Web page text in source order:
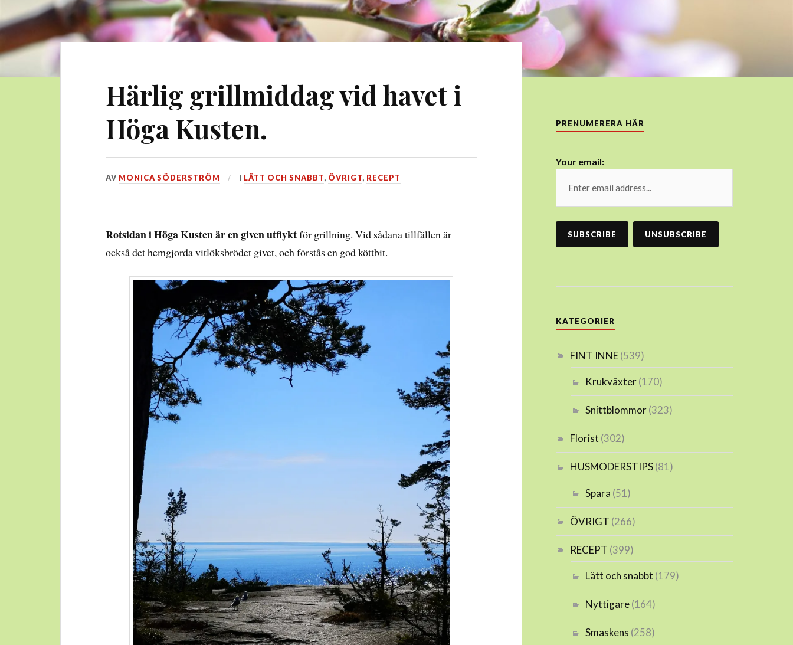
Härlig grillmiddag vid havet i
Höga Kusten.
DEN
AV MONICA SÖDERSTRÖM I LÄTT OCH SNABBT, ÖVRIGT, RECEPT
Rotsidan i Höga Kusten är en given utflyktför grillning. Vid sådana tillfällen är
också det hemgjorda vitlöksbrödet givet, och förstås en god köttbit.
PRENUMERERA HÄR
Your email:
KATEGORIER
FINT INNE(539)
Krukväxter(170)
Snittblommor(323)
Florist (302)
HUSMODERSTIPS(81)
Spara (51)
ÖVRIGT (266)
RECEPT (399)
Lätt och snabbt (179)
Nyttigare(164)
Smaskens (258)